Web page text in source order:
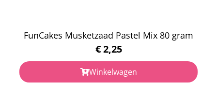
FunCakes Musketzaad Pastel Mix 80 gram
€2,25
Winkelwagen